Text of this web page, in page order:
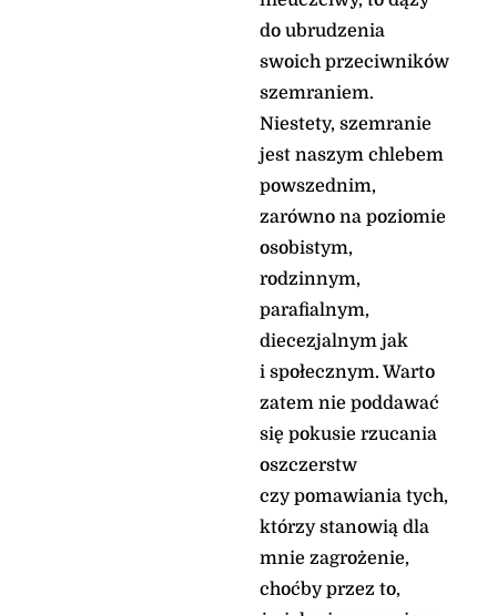
do ubrudzenia
swoich przeciwników
szemraniem.
Niestety, szemranie
jest naszym chlebem
powszednim,
zarówno na poziomie
osobistym,
rodzinnym,
parafialnym,
diecezjalnym jak
i społecznym. Warto
zatem nie poddawać
się pokusie rzucania
oszczerstw
czy pomawiania tych,
którzy stanowią dla
mnie zagrożenie,
choćby przez to,